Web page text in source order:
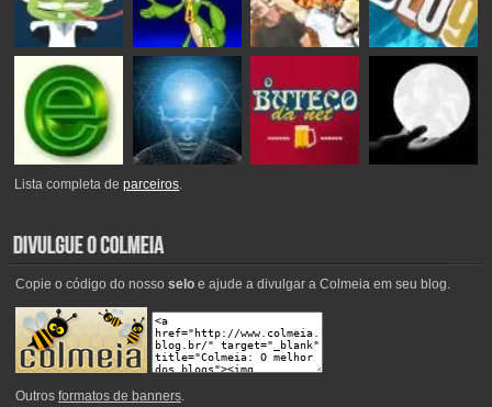
Lista completa deparceiros.
Copie o código do nosso seloe ajude a divulgar a Colmeia em seu blog.
Outros formatos de banners.